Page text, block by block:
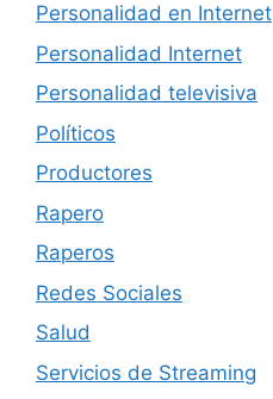
Personalidad en Internet
Personalidad Internet
Personalidad televisiva
Políticos
Productores
Rapero
Raperos
Redes Sociales
Salud
Servicios de Streaming